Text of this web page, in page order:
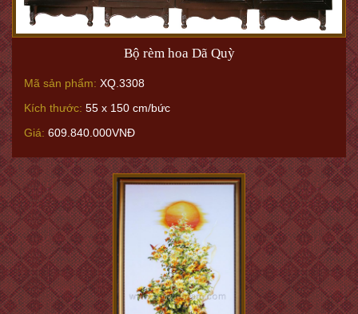
Bộ rèm hoa Dã Quỳ
Mã sản phẩm: XQ.3308
Kích thước: 55 x 150 cm/bức
Giá: 609.840.000VNĐ